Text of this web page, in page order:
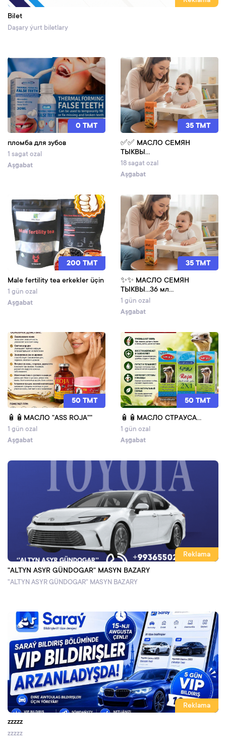
Bilet
Daşary ýurt biletlary
0 TMT
пломба для зубов
1 sagat ozal
Aşgabat
35 TMT
✅✅ МАСЛО СЕМЯН
ТЫКВЫ...
18 sagat ozal
Aşgabat
200 TMT
Male fertility tea erkekler üçin
1 gün ozal
Aşgabat
35 TMT
✨✨ МАСЛО СЕМЯН
ТЫКВЫ...36 мл...
1 gün ozal
Aşgabat
50 TMT
🧴🧴МАСЛО "ASS ROJA""
1 gün ozal
Aşgabat
50 TMT
🧴🧴МАСЛО СТРАУСА...
1 gün ozal
Aşgabat
Reklama
"ALTYN ASYR GÜNDOGAR" MASYN BAZARY
"ALTYN ASYR GÜNDOGAR" MASYN BAZARY
Reklama
zzzzz
zzzzz